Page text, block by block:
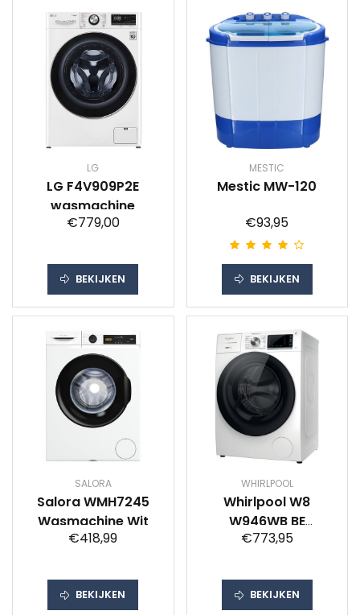
LG
LG F4V909P2E
wasmachine
€779,00
BEKIJKEN
MESTIC
Mestic MW-120
€93,95
BEKIJKEN
SALORA
Salora WMH7245
Wasmachine Wit
€418,99
BEKIJKEN
WHIRLPOOL
Whirlpool W8
W946WB BE
Wasmachine Wit
€773,95
BEKIJKEN